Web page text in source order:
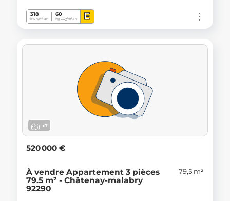
318
kWh/m².an
60
Kg CO2/m².an E
x7
520 000 €
À vendre Appartement 3 pièces
79.5 m² - Châtenay-malabry
92290
79,5 m²